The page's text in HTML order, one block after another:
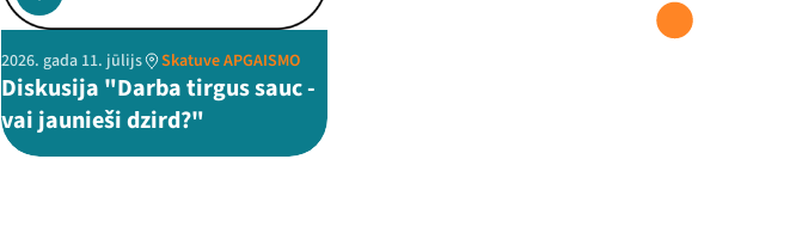
2026. gada 11. jūlijs Skatuve APGAISMO
Diskusija "Darba tirgus sauc -
vai jaunieši dzird?"